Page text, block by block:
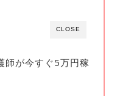
CLOSE
師が今すぐ5万円稼